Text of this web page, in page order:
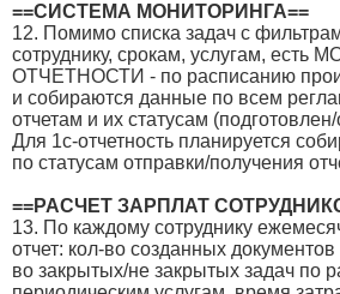
==СИСТЕМА МОНИТОРИНГА==
12. Помимо списка задач с
сотруднику, срокам, услугам, есть
ОТЧЕТНОСТИ - по расписанию
и собираются данные по всем
отчетам и их статусам
Для 1с-отчетность планируется
по статусам отправки/получения
==РАСЧЕТ ЗАРПЛАТ
13. По каждому сотруднику
отчет: кол-во созданных
во закрытых/не закрытых задач по